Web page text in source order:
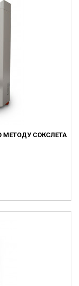
МЕТОДУ СОКСЛЕТА